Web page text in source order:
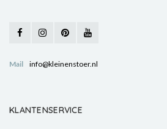
Mail info@kleinenstoer.nl
KLANTENSERVICE